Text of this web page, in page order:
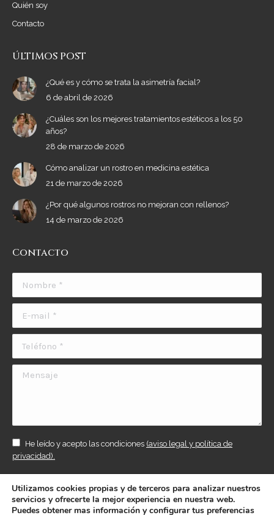
Quién soy
Contacto
ÚLTIMOS POST
¿Qué es y cómo se trata la asimetría facial?
6 de abril de 2026
¿Cuáles son los mejores tratamientos estéticos a los 50
años?
28 de marzo de 2026
Cómo analizar un rostro en medicina estética
21 de marzo de 2026
¿Por qué algunos rostros no mejoran con rellenos?
14 de marzo de 2026
Contacto
Mensaje
He leído y acepto las condiciones (aviso legal y política de
privacidad).
ENVIAR
Utilizamos cookies propias y de terceros para analizar nuestros
servicios y ofrecerte la mejor experiencia en nuestra web.
Puedes obtener mas información y configurar tus preferencias